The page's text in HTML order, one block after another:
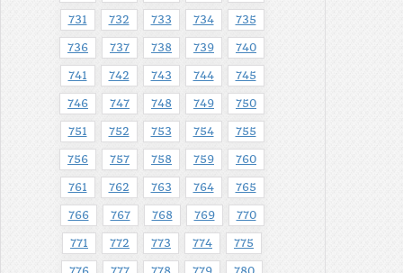
731 732 733 734 735
736 737 738 739 740
741 742 743 744 745
746 747 748 749 750
751 752 753 754 755
756 757 758 759 760
761 762 763 764 765
766 767 768 769 770
771 772 773 774 775